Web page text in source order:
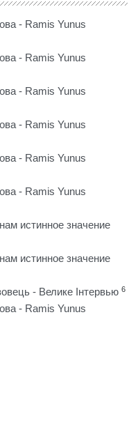
- Ramis Yunus
- Ramis Yunus
- Ramis Yunus
- Ramis Yunus
- Ramis Yunus
- Ramis Yunus
истинное значение
истинное значение
- Велике Інтервью 6
- Ramis Yunus